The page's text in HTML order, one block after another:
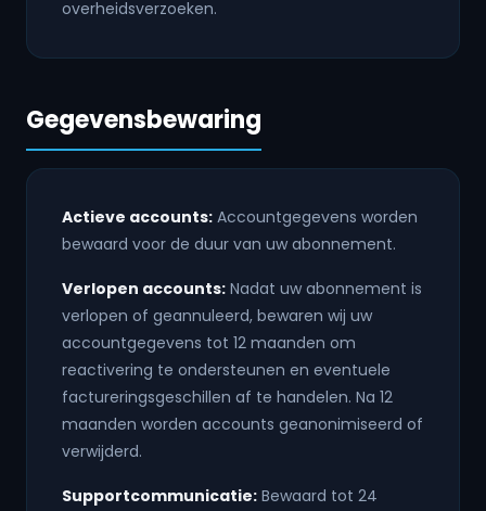
overheidsverzoeken.
Gegevensbewaring
Actieve accounts: Accountgegevens worden
bewaard voor de duur van uw abonnement.
Verlopen accounts: Nadat uw abonnement is
verlopen of geannuleerd, bewaren wij uw
accountgegevens tot 12 maanden om
reactivering te ondersteunen en eventuele
factureringsgeschillen af te handelen. Na 12
maanden worden accounts geanonimiseerd of
verwijderd.
Supportcommunicatie: Bewaard tot 24